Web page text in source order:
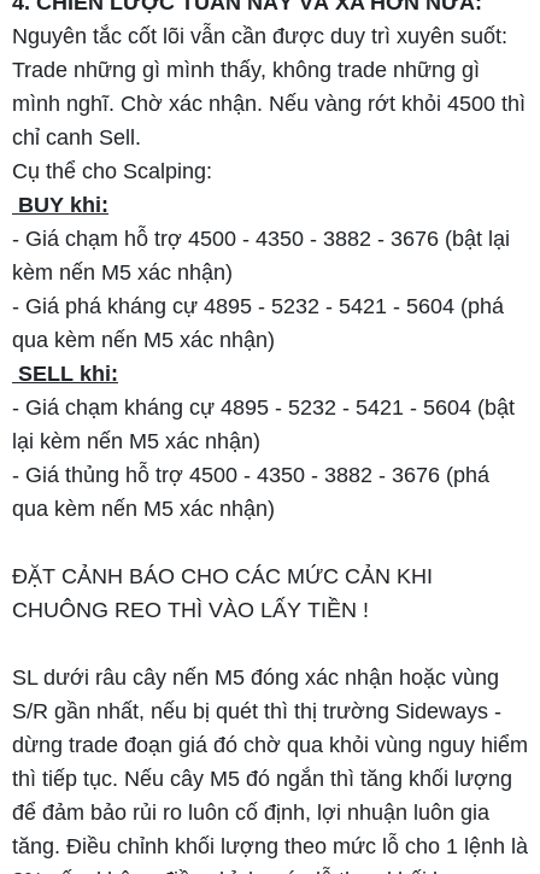
Nguyên tắc cốt lõi vẫn cần được duy trì xuyên suốt:
Trade những gì mình thấy, không trade những gì
mình nghĩ. Chờ xác nhận. Nếu vàng rớt khỏi 4500 thì
chỉ canh Sell.
Cụ thể cho Scalping:
BUY khi:
- Giá chạm hỗ trợ 4500 - 4350 - 3882 - 3676 (bật lại
kèm nến M5 xác nhận)
- Giá phá kháng cự 4895 - 5232 - 5421 - 5604 (phá
qua kèm nến M5 xác nhận)
SELL khi:
- Giá chạm kháng cự 4895 - 5232 - 5421 - 5604 (bật
lại kèm nến M5 xác nhận)
- Giá thủng hỗ trợ 4500 - 4350 - 3882 - 3676 (phá
qua kèm nến M5 xác nhận)
ĐẶT CẢNH BÁO CHO CÁC MỨC CẢN KHI
CHUÔNG REO THÌ VÀO LẤY TIỀN !
SL dưới râu cây nến M5 đóng xác nhận hoặc vùng
S/R gần nhất, nếu bị quét thì thị trường Sideways -
dừng trade đoạn giá đó chờ qua khỏi vùng nguy hiểm
thì tiếp tục. Nếu cây M5 đó ngắn thì tăng khối lượng
để đảm bảo rủi ro luôn cố định, lợi nhuận luôn gia
tăng. Điều chỉnh khối lượng theo mức lỗ cho 1 lệnh là